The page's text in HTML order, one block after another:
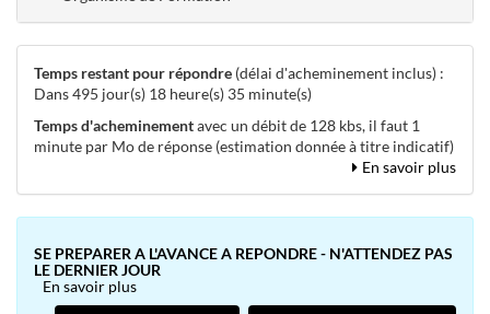
Temps restant pour répondre (délai d'acheminement inclus) :
Dans 495 jour(s) 18 heure(s) 35 minute(s)
Temps d'acheminementavec un débit de 128 kbs, il faut 1
minute par Mo de réponse (estimation donnée à titre indicatif)
En savoir plus
SE PREPARER A L'AVANCE A REPONDRE - N'ATTENDEZ PAS
LE DERNIER JOUR
En savoir plus